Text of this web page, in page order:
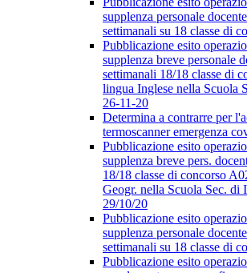
supplenza personale
settimanali su 18 classe di
Pubblicazione esito
supplenza breve personale
settimanali 18/18 classe di
lingua Inglese nella Scuola
26-11-20
Determina a contrarre per
termoscanner emergenza
Pubblicazione esito
supplenza breve pers.
18/18 classe di concorso
Geogr. nella Scuola Sec. di
29/10/20
Pubblicazione esito
supplenza personale
settimanali su 18 classe di
Pubblicazione esito